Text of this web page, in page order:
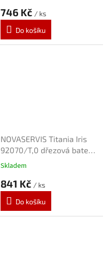
746 Kč / ks
Do košíku
NOVASERVIS Titania Iris
92070/T,0 dřezová baterie
"S" 150mm
Skladem
841 Kč / ks
Do košíku